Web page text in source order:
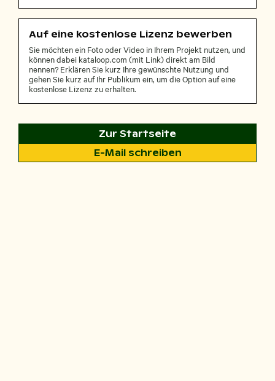
Auf eine kostenlose Lizenz bewerben
Sie möchten ein Foto oder Video in Ihrem Projekt nutzen, und
können dabei kataloop.com (mit Link) direkt am Bild
nennen? Erklären Sie kurz Ihre gewünschte Nutzung und
gehen Sie kurz auf Ihr Publikum ein, um die Option auf eine
kostenlose Lizenz zu erhalten.
Zur Startseite
E-Mail schreiben